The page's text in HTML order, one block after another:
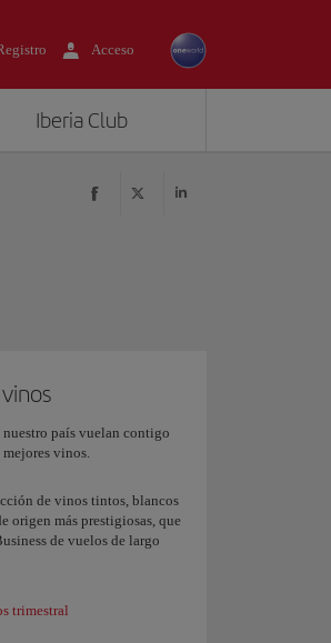
Acceso
Iberia Club
nuestro país vuelan contigo
vinos.
de vinos tintos, blancos
origen más prestigiosas, que
de vuelos de largo
trimestral